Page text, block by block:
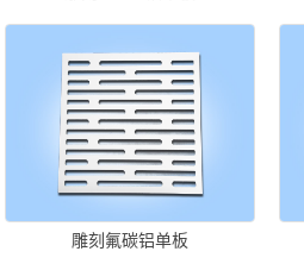
雕刻氟碳铝单板